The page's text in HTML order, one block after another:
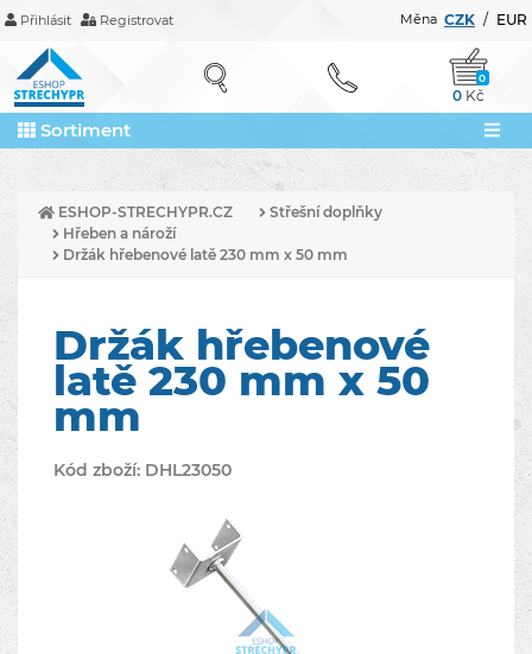
Přihlásit Registrovat CZK / EUR
Měna
0
0 Kč
Sortiment
ESHOP-STRECHYPR.CZ
Střešní doplňky
Hřeben a nároží
Držák hřebenové latě 230 mm x 50 mm
Držák hřebenové
latě 230 mm x 50
mm
Kód zboží: DHL23050